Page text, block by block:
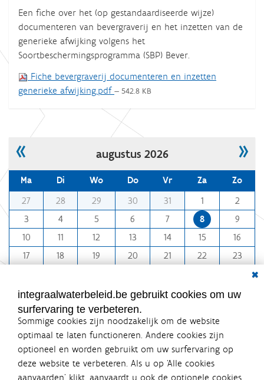
Een fiche over het (op gestandaardiseerde wijze)
documenteren van bevergraverij en het inzetten van de
generieke afwijking volgens het
Soortbeschermingsprogramma (SBP) Bever.
Fiche bevergraverij documenteren en inzetten
generieke afwijking.pdf — 542.8 KB
« augustus 2026 »
o
n
-
Ma Di Wo Do Vr Za
Zo
27
28 29 30 31 1
2
3
4 5 6 7 8
9
10
11 12 13 14 15
16
17
18 19 20 21 22
23
31
1 2 3 4 5 6
integraalwaterbeleid.be gebruikt cookies om uw
surfervaring te verbeteren.
Sommige cookies zijn noodzakelijk om de website
optimaal te laten functioneren. Andere cookies zijn
optioneel en worden gebruikt om uw surfervaring op
deze website te verbeteren. Als u op ‘Alle cookies
aanvaarden’ klikt, aanvaardt u ook de optionele cookies.
Integraalwaterbeleid.be is een
officiële website van de Vlaamse